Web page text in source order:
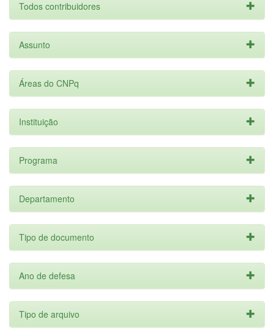
Todos contribuidores
Assunto
Áreas do CNPq
Instituição
Programa
Departamento
Tipo de documento
Ano de defesa
Tipo de arquivo